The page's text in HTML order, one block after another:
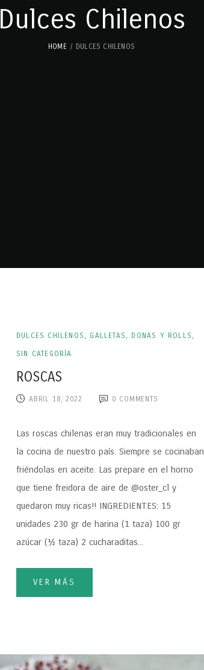
Dulces Chilenos
HOME DULCES CHILENOS
DULCES CHILENOS , GALLETAS, DONAS Y ROLLS ,
SIN CATEGORÍA
ROSCAS
ABRIL 18, 2022 0 COMMENTS
Las roscas chilenas eran muy tradicionales en
la cocina de nuestro país. Siempre se cocinaban
friéndolas en aceite. Las prepare en el horno
que tiene freidora de aire de @oster_cl y
quedaron muy ricas!! INGREDIENTES: 15
unidades 230 gr de harina (1 taza) 100 gr
azúcar (½ taza) 2 cucharaditas...
VER MÁS